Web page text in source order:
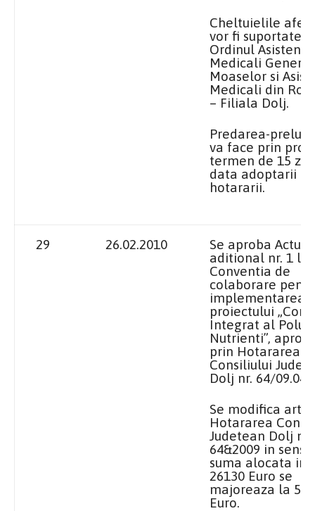
Cheltuielile
vor fi suportate
Ordinul
Medicali
Moaselor si
Medicali din
– Filiala Dolj.
Predarea-
va face prin
termen de 15
data adoptarii
hotararii.
29 26.02.2010
Se aproba Actul
aditional nr. 1 la
Conventia de
colaborare
implementarea
proiectului
Integrat al
Nutrienti”,
prin Hotararea
Consiliului
Dolj nr. 64/
Se modifica art.
Hotararea
Judetean Dolj nr.
64&2009 in
suma alocata
26130 Euro se
majoreaza la
Euro.